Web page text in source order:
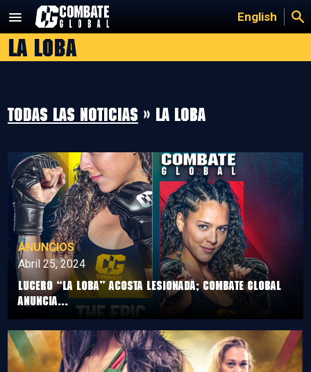
contenido
English
La Loba
Todas las noticias » La Loba
ANUNCIOS
Abril 25, 2024
LUCERO “LA LOBA” ACOSTA LESIONADA; COMBATE GLOBAL
ANUNCIA...